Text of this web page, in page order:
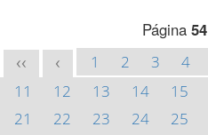
Página 54
<< < 1 2 3 4
11
12 13 14 15
21
22 23 24 25